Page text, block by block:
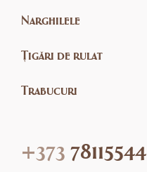
Narghilele
Țigări de rulat
Trabucuri
+373 78115544